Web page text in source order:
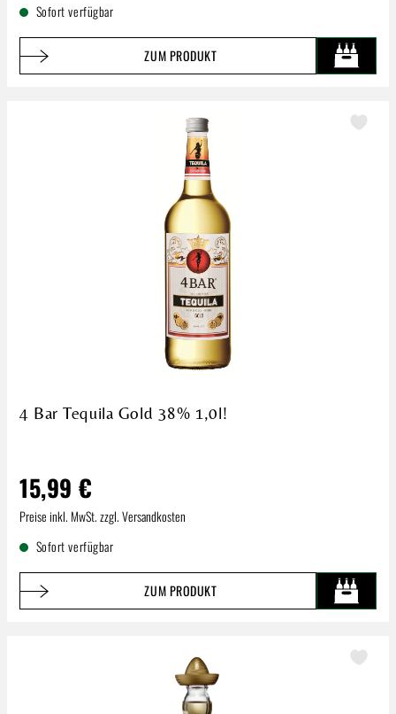
Sofort verfügbar
ZUM PRODUKT
4 Bar Tequila Gold 38% 1,0l!
15,99 €
Regulärer Preis:
Preise inkl. MwSt. zzgl. Versandkosten
Sofort verfügbar
ZUM PRODUKT